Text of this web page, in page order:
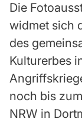
Die
widmet sich
des
Kulturerbes
noch bis
NRW in